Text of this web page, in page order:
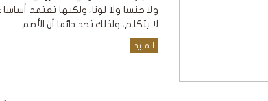
ولا جنسا ولا لونا، ولكنها تعتمد
لا يتكلم، ولذلك تجد دائما أن الأصم
المزيد